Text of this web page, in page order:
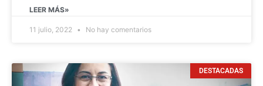
LEER MÁS»
11 julio, 2022 No hay comentarios
DESTACADAS